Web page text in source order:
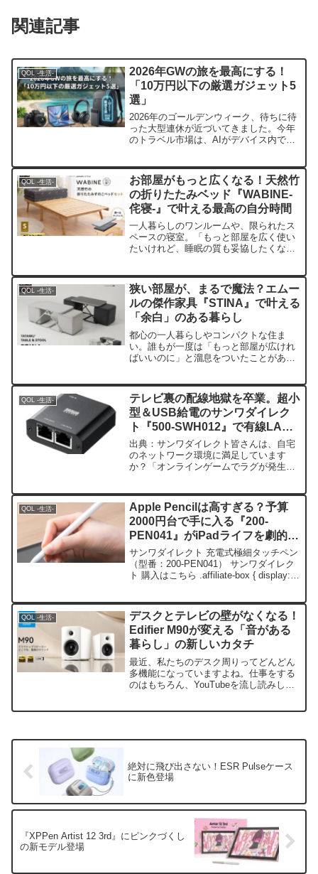
関連記事
QOL -生活-
2026年GWの旅を最高にする！
「10万円以下の厳選ガジェット5
選」
2026年のゴールデンウィーク、待ちに待
った大型連休が近づいてきました。今年
のトラベル市場は、AIがデバイス内で完
リーが主流となっています。しかし、海
外メーカーの最新...
QOL -生活-
お部屋がもっと広くなる！天然竹
の折りたたみベッド『WABINE-
侘寝-』で叶える最高の自分時間
一人暮らしのワンルームや、限られたス
ペースの寝室。「もっと部屋を広く使い
たいけれど、睡眠の質も妥協したくな
宅事情では、大きなベッドがお部屋の半
分以上を占領してしまうこと...
QOL -生活-
狭い部屋が、まるで魔法？エムー
ルの傑作家具『STINA』で叶える
「余白」のある暮らし
都心の一人暮らしやコンパクトな住ま
い。誰もが一度は「もっと部屋が広けれ
ばいいのに」と溜息をついたことがある
も……と詰め込んでいくと、あっという
間に動線は塞がり、心まで窮屈に...
QOL -生活-
テレビ裏の配線地獄を卒業。超小
型＆USB給電のサンワダイレク
ト『500-SWH012』で有線LAN
をスッキリ増設！
出典：サンワダイレクト皆さんは、自宅
のネットワーク環境に満足しています
か？「オンラインゲームでラグが発生し
んな経験がある方も多いはず。Wi-Fiも便
利ですが、やはりこ...
QOL -生活-
Apple Pencilは高すぎる？予算
2000円台で手に入る『200-
PEN041』がiPadライフを劇的に
変える
サンワダイレクト 充電式極細タッチペン
（型番：200-PEN041） サンワダイレク
ト 購入はこちら .affiliate-box { display:
QOL -生活-
デスクとテレビの壁がなくなる！
Edifier M90が変える「音がある
暮らし」の新しいカタチ
最近、私たちのデスク周りってどんどん
多機能になっていますよね。仕事をする
のはもちろん、YouTubeを流し読みした
絶対に飛び出さない！ESR Pulseケース
に新色登場
『XPPen Artist 12 3rd』にピンクづくし
の新モデル登場